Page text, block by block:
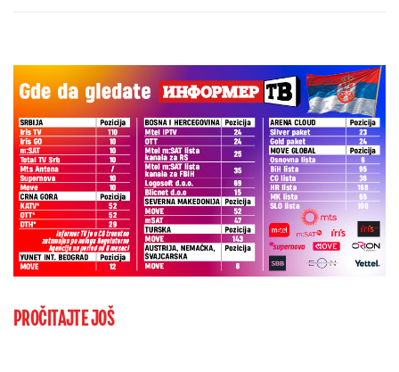
Real Madrida!
PROČITAJTE JOŠ